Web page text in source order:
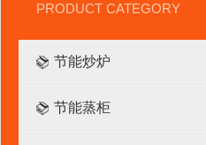
PRODUCT CATEGORY
节能炒炉
节能蒸柜